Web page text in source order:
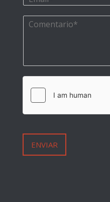
ENVIAR